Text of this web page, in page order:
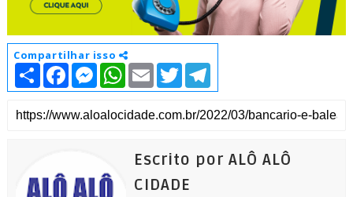
Compartilhar isso
S
h
a
e
F
c
b
M
e
s
e
W
h
a
t
s
E
m
a
l
T
i
t
t
T
l
e
g
m
Escrito por ALÔ ALÔ
CIDADE